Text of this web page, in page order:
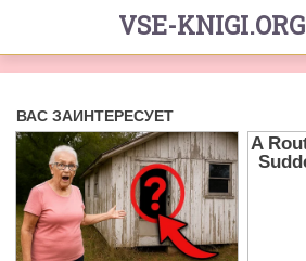
VSE-KNIGI.ORG